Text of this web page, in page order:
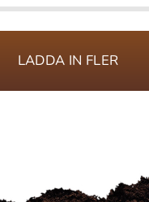
LADDA IN FLER